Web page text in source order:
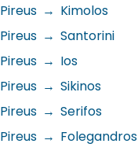
Pireus → Kimolos
Pireus → Santorini
Pireus → Ios
Pireus → Sikinos
Pireus → Serifos
Pireus → Folegandros